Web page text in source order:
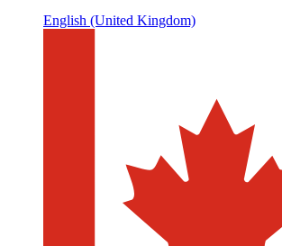
English (United Kingdom)